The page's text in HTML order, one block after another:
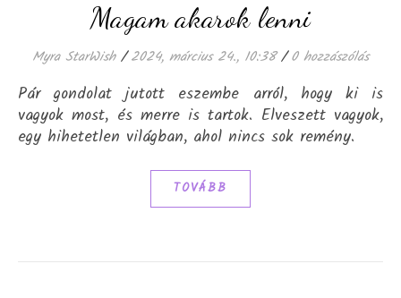
Magam akarok lenni
Myra StarWish / 2024, március 24., 10:38 / 0 hozzászólás
Pár gondolat jutott eszembe arról, hogy ki is
vagyok most, és merre is tartok. Elveszett vagyok,
egy hihetetlen világban, ahol nincs sok remény.
TOVÁBB